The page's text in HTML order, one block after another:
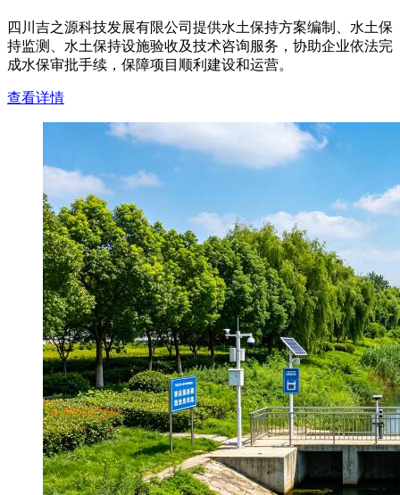
四川吉之源科技发展有限公司提供水土保持方案编制、水土保
持监测、水土保持设施验收及技术咨询服务，协助企业依法完
成水保审批手续，保障项目顺利建设和运营。
查看详情